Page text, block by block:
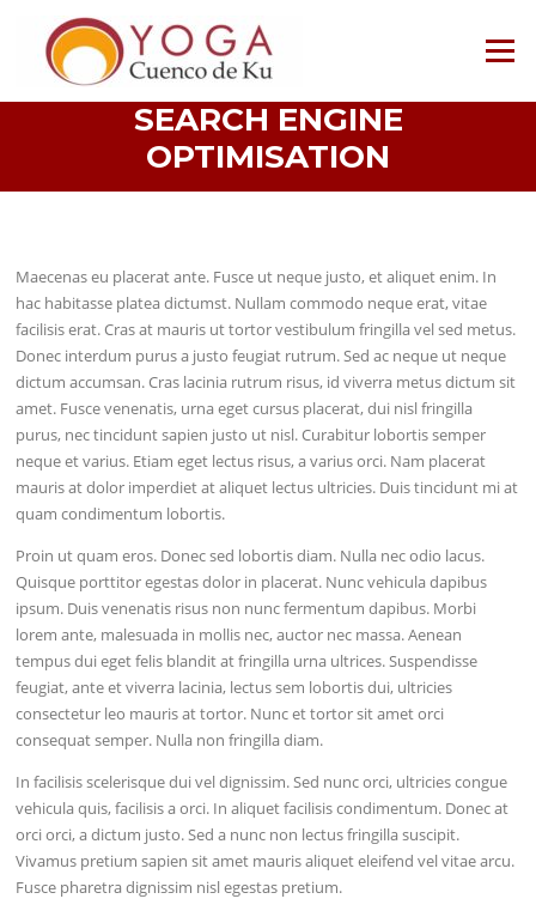
contenido
Menú
SEARCH ENGINE
OPTIMISATION
Maecenas eu placerat ante. Fusce ut neque justo, et aliquet enim. In
hac habitasse platea dictumst. Nullam commodo neque erat, vitae
facilisis erat. Cras at mauris ut tortor vestibulum fringilla vel sed metus.
Donec interdum purus a justo feugiat rutrum. Sed ac neque ut neque
dictum accumsan. Cras lacinia rutrum risus, id viverra metus dictum sit
amet. Fusce venenatis, urna eget cursus placerat, dui nisl fringilla
purus, nec tincidunt sapien justo ut nisl. Curabitur lobortis semper
neque et varius. Etiam eget lectus risus, a varius orci. Nam placerat
mauris at dolor imperdiet at aliquet lectus ultricies. Duis tincidunt mi at
quam condimentum lobortis.
Proin ut quam eros. Donec sed lobortis diam. Nulla nec odio lacus.
Quisque porttitor egestas dolor in placerat. Nunc vehicula dapibus
ipsum. Duis venenatis risus non nunc fermentum dapibus. Morbi
lorem ante, malesuada in mollis nec, auctor nec massa. Aenean
tempus dui eget felis blandit at fringilla urna ultrices. Suspendisse
feugiat, ante et viverra lacinia, lectus sem lobortis dui, ultricies
consectetur leo mauris at tortor. Nunc et tortor sit amet orci
consequat semper. Nulla non fringilla diam.
In facilisis scelerisque dui vel dignissim. Sed nunc orci, ultricies congue
vehicula quis, facilisis a orci. In aliquet facilisis condimentum. Donec at
orci orci, a dictum justo. Sed a nunc non lectus fringilla suscipit.
Vivamus pretium sapien sit amet mauris aliquet eleifend vel vitae arcu.
Fusce pharetra dignissim nisl egestas pretium.